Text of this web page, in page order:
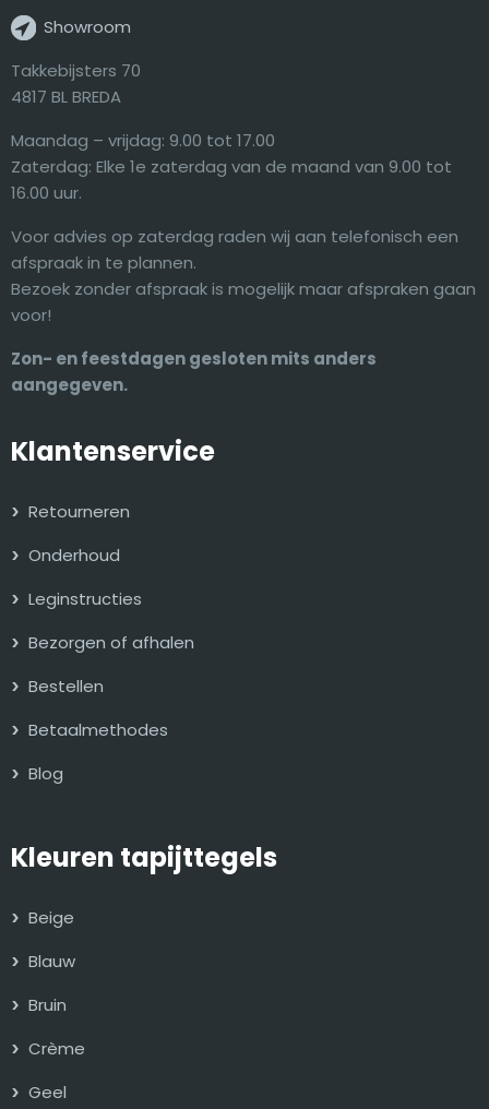
Showroom
Takkebijsters 70
4817 BL BREDA
Maandag – vrijdag: 9.00 tot 17.00
Zaterdag: Elke 1e zaterdag van de maand van 9.00 tot
16.00 uur.
Voor advies op zaterdag raden wij aan telefonisch een
afspraak in te plannen.
Bezoek zonder afspraak is mogelijk maar afspraken gaan
voor!
Zon- en feestdagen gesloten mits anders
aangegeven.
Klantenservice
Retourneren
Onderhoud
Leginstructies
Bezorgen of afhalen
Bestellen
Betaalmethodes
Blog
Kleuren tapijttegels
Beige
Blauw
Bruin
Crème
Geel